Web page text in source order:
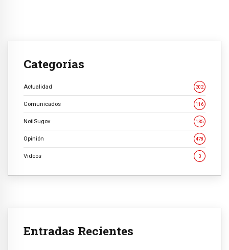
Categorías
Actualidad 302
Comunicados 116
NotiSugov 135
Opinión 478
Videos 3
Entradas Recientes